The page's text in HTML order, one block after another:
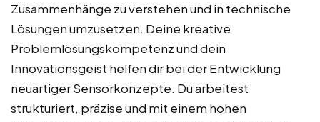
Zusammenhänge zu verstehen und in technische
Lösungen umzusetzen. Deine kreative
Problemlösungskompetenz und dein
Innovationsgeist helfen dir bei der Entwicklung
neuartiger Sensorkonzepte. Du arbeitest
strukturiert, präzise und mit einem hohen